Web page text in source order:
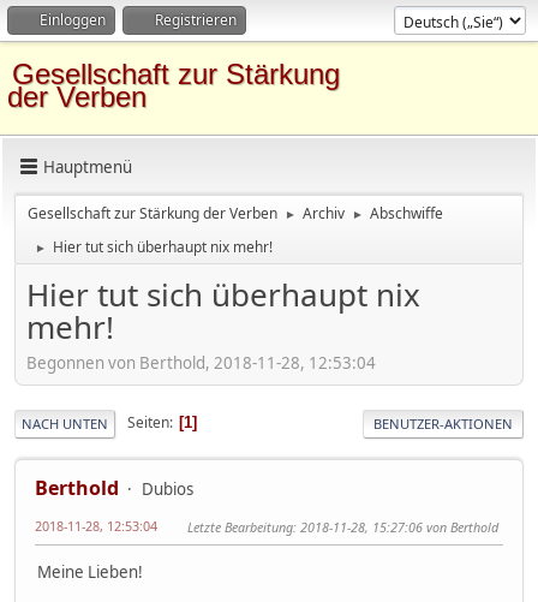
Einloggen Registrieren
Gesellschaft zur Stärkung
der Verben
Hauptmenü
Gesellschaft zur Stärkung der Verben ► Archiv ► Abschwiffe
► Hier tut sich überhaupt nix mehr!
Hier tut sich überhaupt nix
mehr!
Begonnen von Berthold, 2018-11-28, 12:53:04
NACH UNTEN Seiten 1 BENUTZER-AKTIONEN
Berthold Dubios
2018-11-28, 12:53:04 Letzte Bearbeitung: 2018-11-28, 15:27:06 von Berthold
Meine Lieben!